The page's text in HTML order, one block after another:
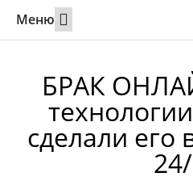
Меню
БРАК
сделали